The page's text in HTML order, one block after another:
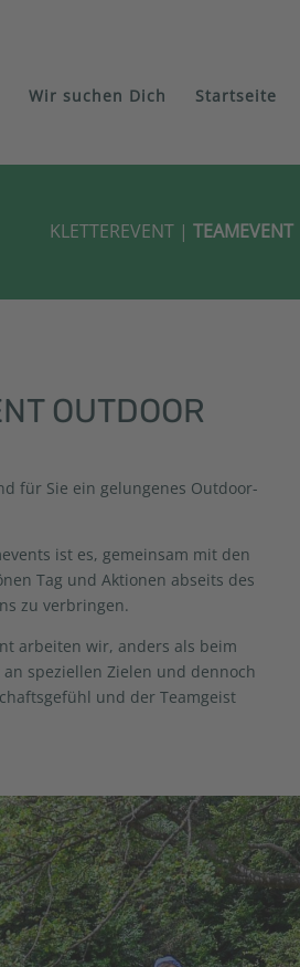
Wir suchen Dich Startseite
KLETTEREVENT| TEAMEVENT
OUTDOOR
für Sie ein gelungenes Outdoor-
ist es, gemeinsam mit den
Tag und Aktionen abseits des
zu verbringen.
arbeiten wir, anders als beim
speziellen Zielen und dennoch
und der Teamgeist